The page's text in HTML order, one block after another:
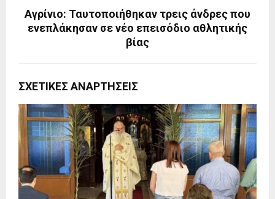
Αγρίνιο: Ταυτοποιήθηκαν τρεις άνδρες που
ενεπλάκησαν σε νέο επεισόδιο αθλητικής
βίας
ΣΧΕΤΙΚΈΣ ΑΝΑΡΤΉΣΕΙΣ